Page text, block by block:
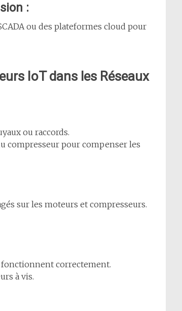
:
ou des plateformes cloud pour
IoT dans les Réseaux
ou raccords.
compresseur pour compenser les
sur les moteurs et compresseurs.
fonctionnent correctement.
à vis.